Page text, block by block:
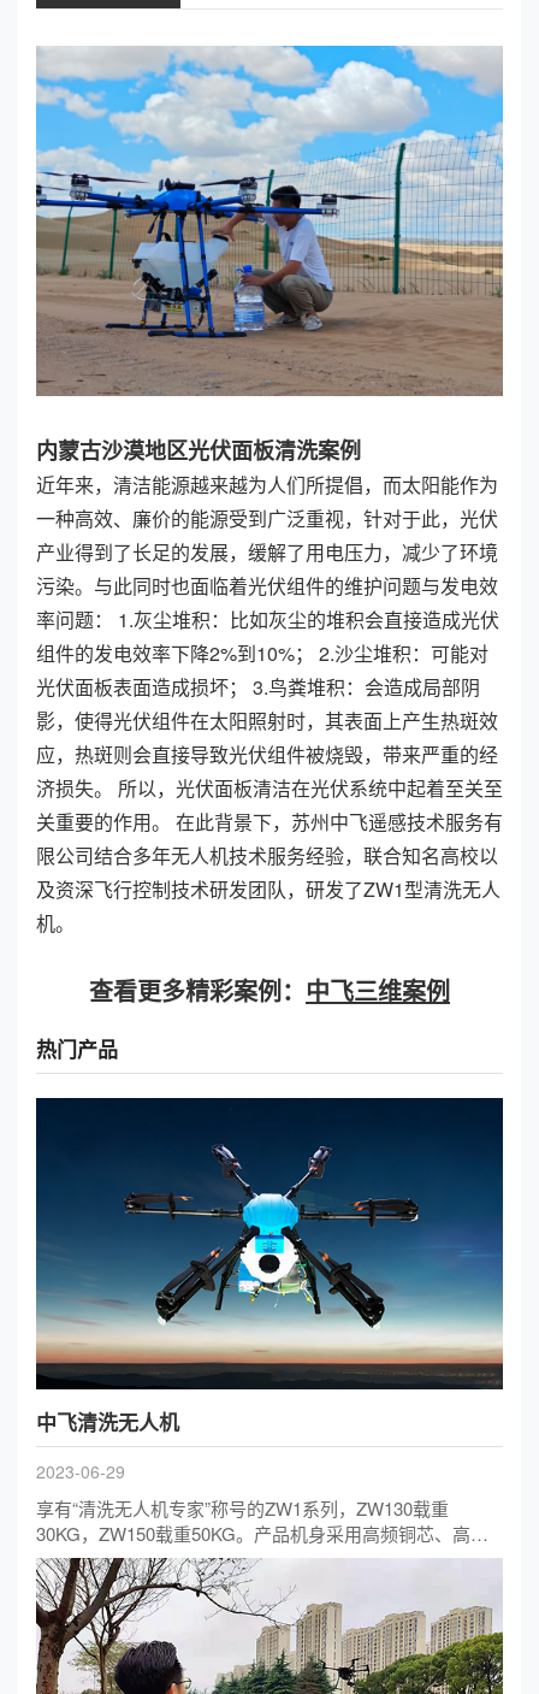
内蒙古沙漠地区光伏面板清洗案例
近年来，清洁能源越来越为人们所提倡，而太阳能作为
一种高效、廉价的能源受到广泛重视，针对于此，光伏
产业得到了长足的发展，缓解了用电压力，减少了环境
污染。与此同时也面临着光伏组件的维护问题与发电效
率问题： 1.灰尘堆积：比如灰尘的堆积会直接造成光伏
组件的发电效率下降2%到10%； 2.沙尘堆积：可能对
光伏面板表面造成损坏； 3.鸟粪堆积：会造成局部阴
影，使得光伏组件在太阳照射时，其表面上产生热斑效
应，热斑则会直接导致光伏组件被烧毁，带来严重的经
济损失。 所以，光伏面板清洁在光伏系统中起着至关至
关重要的作用。 在此背景下，苏州中飞遥感技术服务有
限公司结合多年无人机技术服务经验，联合知名高校以
及资深飞行控制技术研发团队，研发了ZW1型清洗无人
机。
查看更多精彩案例： 中飞三维案例
热门产品
中飞清洗无人机
2023-06-29
享有“清洗无人机专家”称号的ZW1系列，ZW130载重
30KG，ZW150载重50KG。产品机身采用高频铜芯、高分
碳纤、机臂快拆组件以及自研摆动清洗系统。同时产品配
备4k高清摄像头、毫米波雷达、配合飞控系统、彩色闪烁
轮廓灯，保障了产品飞行的稳定性及安全性；输入有过/欠
压保护，输出有过压保护、限流、短路、过温保护功能，
系统所用PCB的阻燃等级应达到GB4943.1-2011中规定的V-
0要求；绝缘电缆的阻燃等级应达到GB/T18380.12-2008中